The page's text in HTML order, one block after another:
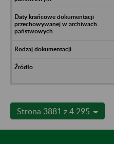
Strona 3881 z 4 295